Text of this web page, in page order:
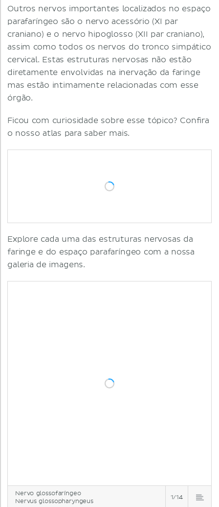
Outros nervos importantes localizados no espaço
parafaríngeo são o nervo acessório (XI par
craniano) e o nervo hipoglosso (XII par craniano),
assim como todos os nervos do tronco simpático
cervical. Estas estruturas nervosas não estão
diretamente envolvidas na inervação da faringe
mas estão intimamente relacionadas com esse
órgão.
Ficou com curiosidade sobre esse tópico? Confira
o nosso atlas para saber mais.
Explore cada uma das estruturas nervosas da
faringe e do espaço parafaríngeo com a nossa
galeria de imagens.
Nervo glossofaríngeo
Nervus glossopharyngeus
1/14